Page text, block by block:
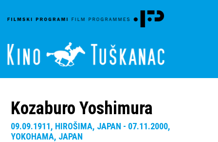
Kozaburo Yoshimura
09.09.1911, HIROŠIMA, JAPAN - 07.11.2000,
YOKOHAMA, JAPAN